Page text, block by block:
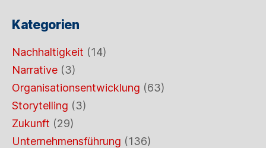
Kategorien
Nachhaltigkeit (14)
Narrative (3)
Organisationsentwicklung (63)
Storytelling (3)
Zukunft (29)
Unternehmensführung (136)